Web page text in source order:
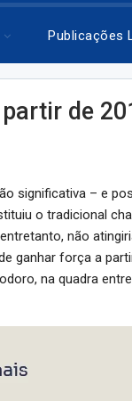
Publicações
de
significativa – e
o tradicional
não
ganhar força a
na quadra